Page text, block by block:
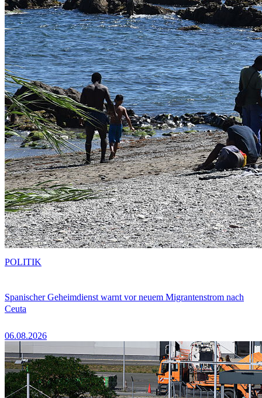
Spanischer Geheimdienst warnt vor neuem Migrantenstrom nach
Ceuta
06.08.2026
POLITIK